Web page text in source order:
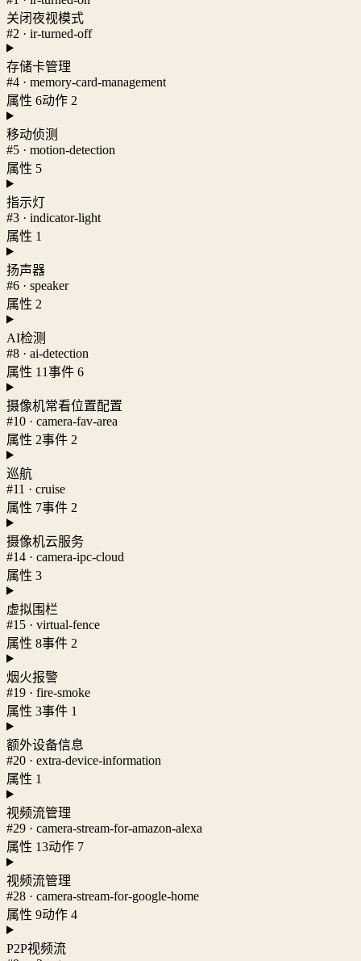
关闭夜视模式
#2 · ir-turned-off
存储卡管理
#4 · memory-card-management
属性 6动作 2
移动侦测
#5 · motion-detection
属性 5
指示灯
#3 · indicator-light
属性 1
扬声器
#6 · speaker
属性 2
AI检测
#8 · ai-detection
属性 11事件 6
摄像机常看位置配置
#10 · camera-fav-area
属性 2事件 2
巡航
#11 · cruise
属性 7事件 2
摄像机云服务
#14 · camera-ipc-cloud
属性 3
虚拟围栏
#15 · virtual-fence
属性 8事件 2
烟火报警
#19 · fire-smoke
属性 3事件 1
额外设备信息
#20 · extra-device-information
属性 1
视频流管理
#29 · camera-stream-for-amazon-alexa
属性 13动作 7
视频流管理
#28 · camera-stream-for-google-home
属性 9动作 4
P2P视频流